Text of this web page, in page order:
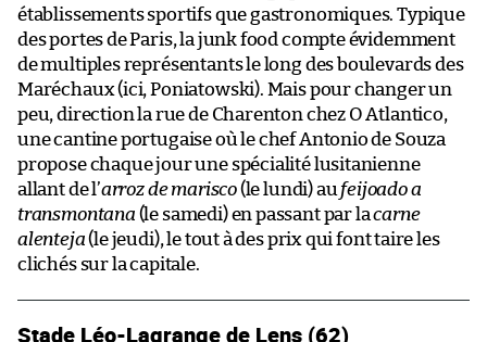
établissements sportifs que gastronomiques. Typique
des portes de Paris, la junk food compte évidemment
de multiples représentants le long des boulevards des
Maréchaux (ici, Poniatowski). Mais pour changer un
peu, direction la rue de Charenton chez O Atlantico,
une cantine portugaise où le chef Antonio de Souza
propose chaque jour une spécialité lusitanienne
allant de l’arroz de marisco(le lundi) au feijoado a
transmontana (le samedi) en passant par lacarne
alenteja(le jeudi), le tout à des prix qui font taire les
clichés sur la capitale.
Stade Léo-Lagrange de Lens (62)